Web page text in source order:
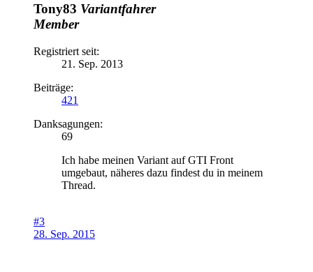
Tony83 Variantfahrer
Member
Registriert seit:
21. Sep. 2013
Beiträge:
421
Danksagungen:
69
Ich habe meinen Variant auf GTI Front
umgebaut, näheres dazu findest du in meinem
Thread.
#3
28. Sep. 2015